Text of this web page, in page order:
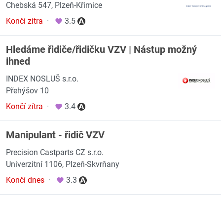
Chebská 547, Plzeň-Křimice
Končí zítra · 3.5
Hledáme řidiče/řidičku VZV | Nástup možný
ihned
INDEX NOSLUŠ s.r.o.
Přehýšov 10
Končí zítra · 3.4
Manipulant - řidič VZV
Precision Castparts CZ s.r.o.
Univerzitní 1106, Plzeň-Skvrňany
Končí dnes · 3.3